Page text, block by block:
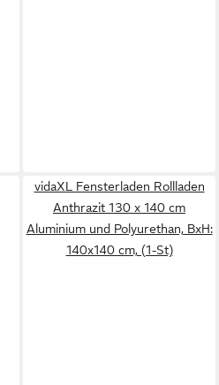
vidaXL Fensterladen Rollladen
Anthrazit 130 x 140 cm
Aluminium und Polyurethan, BxH:
140x140 cm, (1-St)